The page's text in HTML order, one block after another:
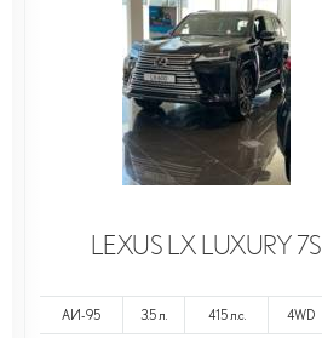
LEXUS LX LUXURY 7S
АИ-95 3.5 л. 415 л.с. 4WD